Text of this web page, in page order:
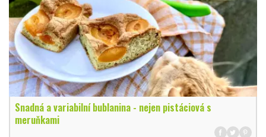
Snadná a variabilní bublanina - nejen pistáciová s
meruňkami